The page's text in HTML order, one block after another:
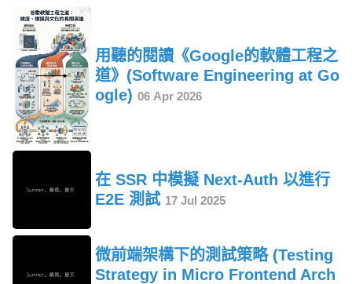
用聽的閱讀《Google的軟體工程之
道》(Software Engineering at Go
ogle) 06 Apr 2026
在 SSR 中模擬 Next-Auth 以進行
E2E 測試 17 Jul 2025
微前端架構下的測試策略 (Testing
Strategy in Micro Frontend Arch